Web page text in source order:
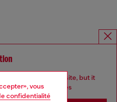
vous
confidentialité
Canada website, but it
in United States